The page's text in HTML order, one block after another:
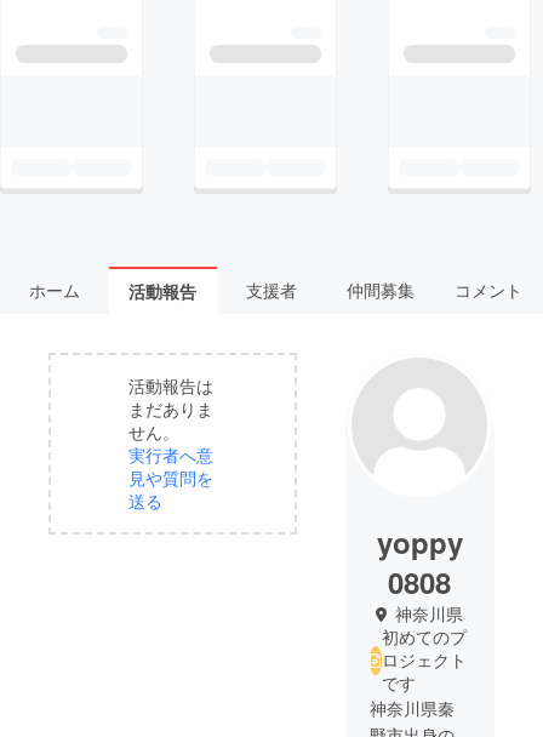
ホーム 活動報告 支援者 仲間募集 コメント
活動報告は
まだありま
せん。
実行者へ意
見や質問を
送る
yoppy
0808
神奈川県
初めてのプ
ロジェクト
です
神奈川県秦